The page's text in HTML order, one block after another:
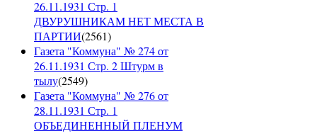
26.11.1931 Стр. 1
ДВУРУШНИКАМ НЕТ МЕСТА В
ПАРТИИ(2561)
Газета "Коммуна" № 274 от
26.11.1931 Стр. 2 Штурм в
тылу(2549)
Газета "Коммуна" № 276 от
28.11.1931 Стр. 1
ОБЪЕДИНЕННЫЙ ПЛЕНУМ